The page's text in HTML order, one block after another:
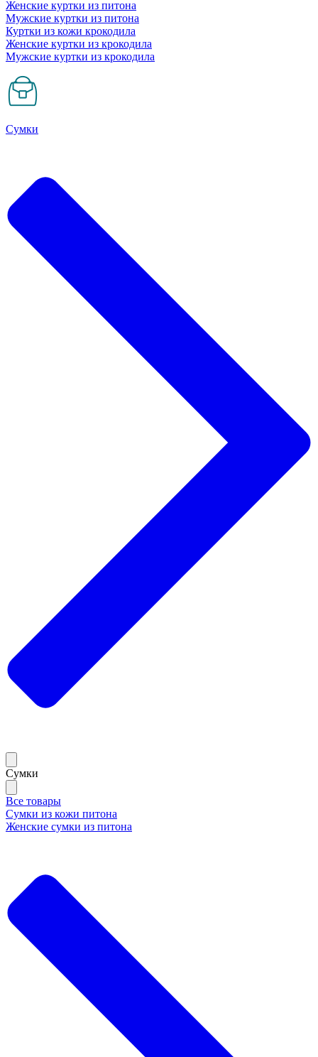
Женские куртки из питона
Мужские куртки из питона
Куртки из кожи крокодила
Женские куртки из крокодила
Мужские куртки из крокодила
Сумки
Сумки
Все товары
Сумки из кожи питона
Женские сумки из питона